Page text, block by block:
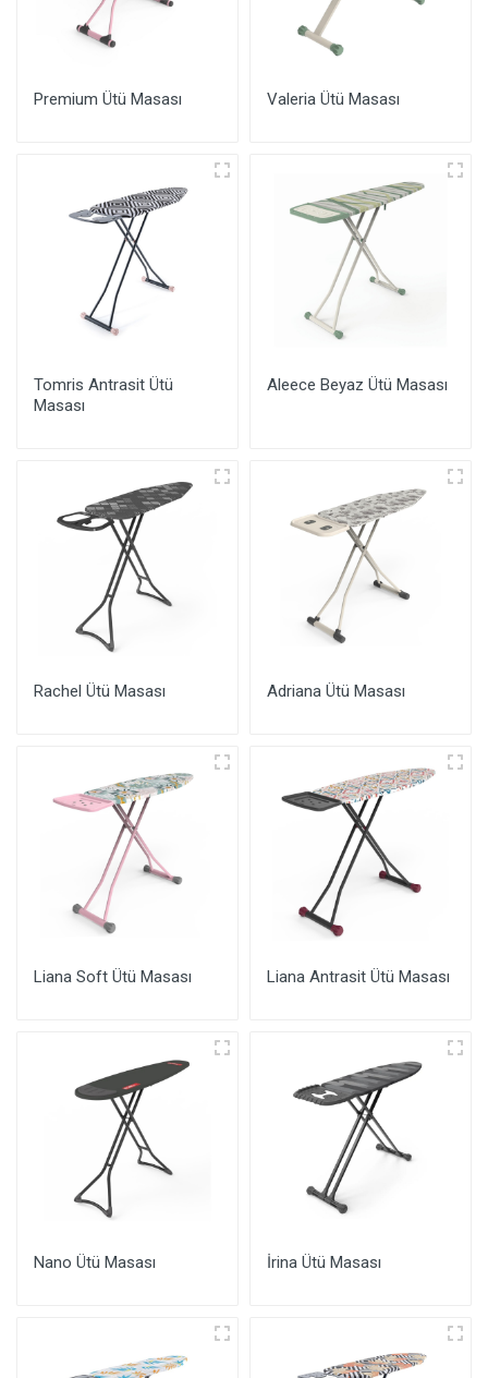
Premium Ütü Masası Valeria Ütü Masası
Tomris Antrasit Ütü
Masası
Aleece Beyaz Ütü Masası
Rachel Ütü Masası Adriana Ütü Masası
Liana Soft Ütü Masası Liana Antrasit Ütü Masası
Nano Ütü Masası İrina Ütü Masası